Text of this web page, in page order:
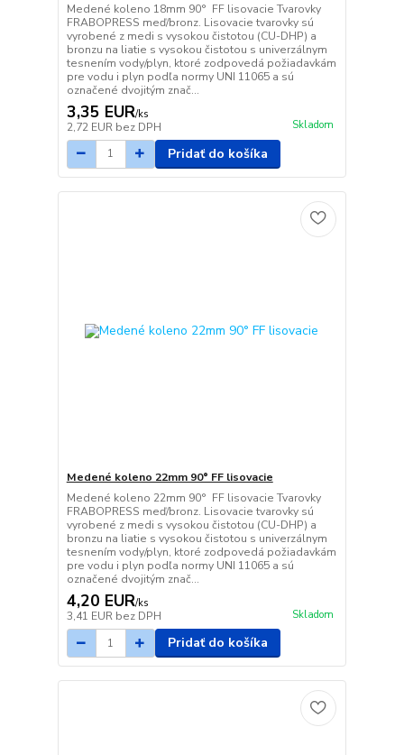
Medené koleno 18mm 90° FF lisovacie Tvarovky
FRABOPRESS meď/bronz. Lisovacie tvarovky sú
vyrobené z medi s vysokou čistotou (CU-DHP) a
bronzu na liatie s vysokou čistotou s univerzálnym
tesnením vody/plyn, ktoré zodpovedá požiadavkám
pre vodu i plyn podľa normy UNI 11065 a sú
označené dvojitým znač...
3,35 EUR/ks
2,72 EUR bez DPH Skladom
Pridať do košíka
Medené koleno 22mm 90° FF lisovacie
Medené koleno 22mm 90° FF lisovacie Tvarovky
FRABOPRESS meď/bronz. Lisovacie tvarovky sú
vyrobené z medi s vysokou čistotou (CU-DHP) a
bronzu na liatie s vysokou čistotou s univerzálnym
tesnením vody/plyn, ktoré zodpovedá požiadavkám
pre vodu i plyn podľa normy UNI 11065 a sú
označené dvojitým znač...
4,20 EUR/ks
3,41 EUR bez DPH Skladom
Pridať do košíka